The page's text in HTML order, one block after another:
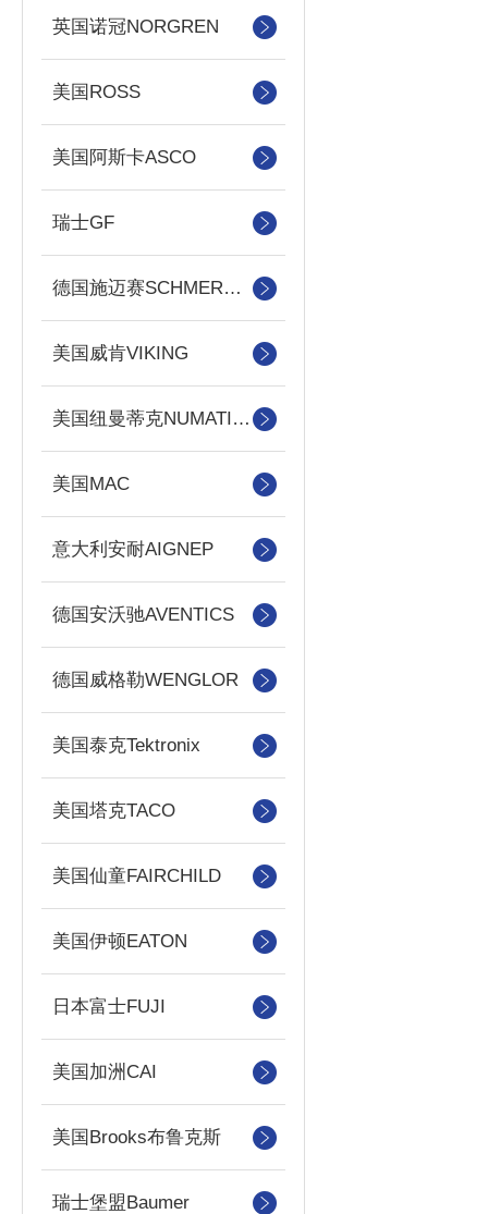
英国诺冠NORGREN
美国ROSS
美国阿斯卡ASCO
瑞士GF
德国施迈赛SCHMERSAL
美国威肯VIKING
美国纽曼蒂克NUMATICS
美国MAC
意大利安耐AIGNEP
德国安沃驰AVENTICS
德国威格勒WENGLOR
美国泰克Tektronix
美国塔克TACO
美国仙童FAIRCHILD
美国伊顿EATON
日本富士FUJI
美国加洲CAI
美国Brooks布鲁克斯
瑞士堡盟Baumer